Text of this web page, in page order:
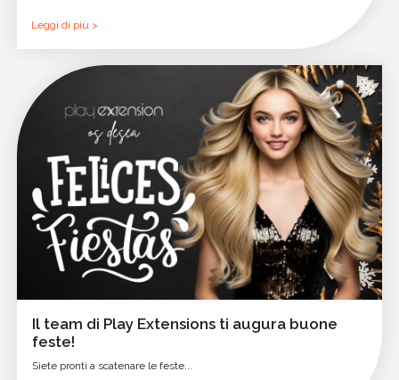
Leggi di più >
Il team di Play Extensions ti augura buone
feste!
Siete pronti a scatenare le feste...